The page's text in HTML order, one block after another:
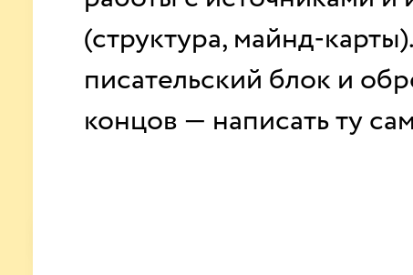
(структура, майнд-
писательский блок и
концов — написать ту